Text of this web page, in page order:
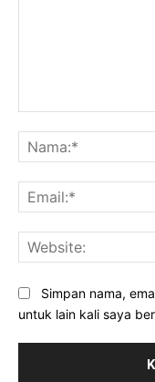
Simpan nama,
untuk lain kali saya